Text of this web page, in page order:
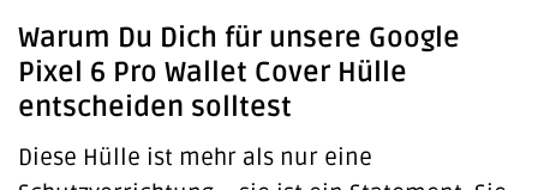
Warum Du Dich für unsere Google
Pixel 6 Pro Wallet Cover Hülle
entscheiden solltest
Diese Hülle ist mehr als nur eine